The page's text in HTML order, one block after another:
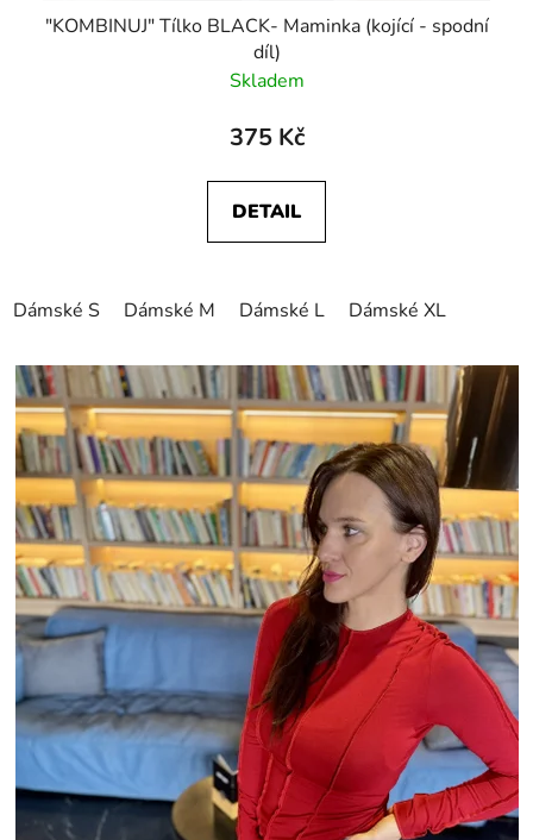
"KOMBINUJ" Tílko BLACK- Maminka (kojící - spodní
díl)
Skladem
375 Kč
DETAIL
Dámské S Dámské M Dámské L Dámské XL